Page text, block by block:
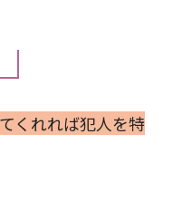
くれれば犯人を特